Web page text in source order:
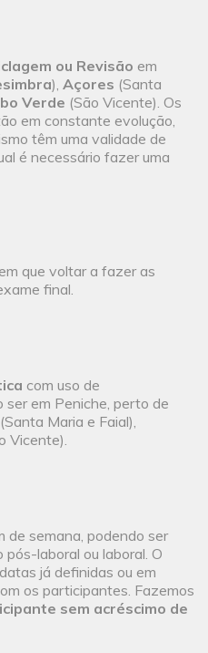
ou Revisão em
), Açores (Santa
Verde (São Vicente). Os
em constante evolução,
têm uma validade de
é necessário fazer uma
que voltar a fazer as
final.
com uso de
ser em Peniche, perto de
(Santa Maria e Faial),
Vicente).
de semana, podendo ser
laboral ou laboral. O
já definidas ou em
os participantes. Fazemos
sem acréscimo de